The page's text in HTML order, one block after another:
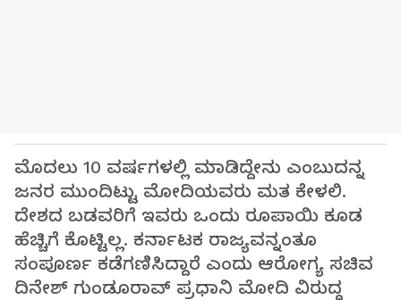
ಮೊದಲು 10 ವರ್ಷಗಳಲ್ಲಿ ಮಾಡಿದ್ದೇನು ಎಂಬುದನ್ನ
ಜನರ ಮುಂದಿಟ್ಟು ಮೋದಿಯವರು ಮತ ಕೇಳಲಿ.
ದೇಶದ ಬಡವರಿಗೆ ಇವರು ಒಂದು ರೂಪಾಯಿ ಕೂಡ
ಹೆಚ್ಚಿಗೆ ಕೊಟ್ಟಿಲ್ಲ. ಕರ್ನಾಟಕ ರಾಜ್ಯವನ್ನಂತೂ
ಸಂಪೂರ್ಣ ಕಡೆಗಣಿಸಿದ್ದಾರೆ ಎಂದು ಆರೋಗ್ಯ ಸಚಿವ
ದಿನೇಶ್ ಗುಂಡೂರಾವ್ ಪ್ರಧಾನಿ ಮೋದಿ ವಿರುದ್ಧ